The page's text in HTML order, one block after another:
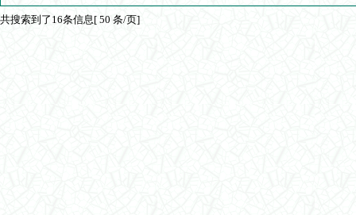
共搜索到了16条信息[ 50 条/页]